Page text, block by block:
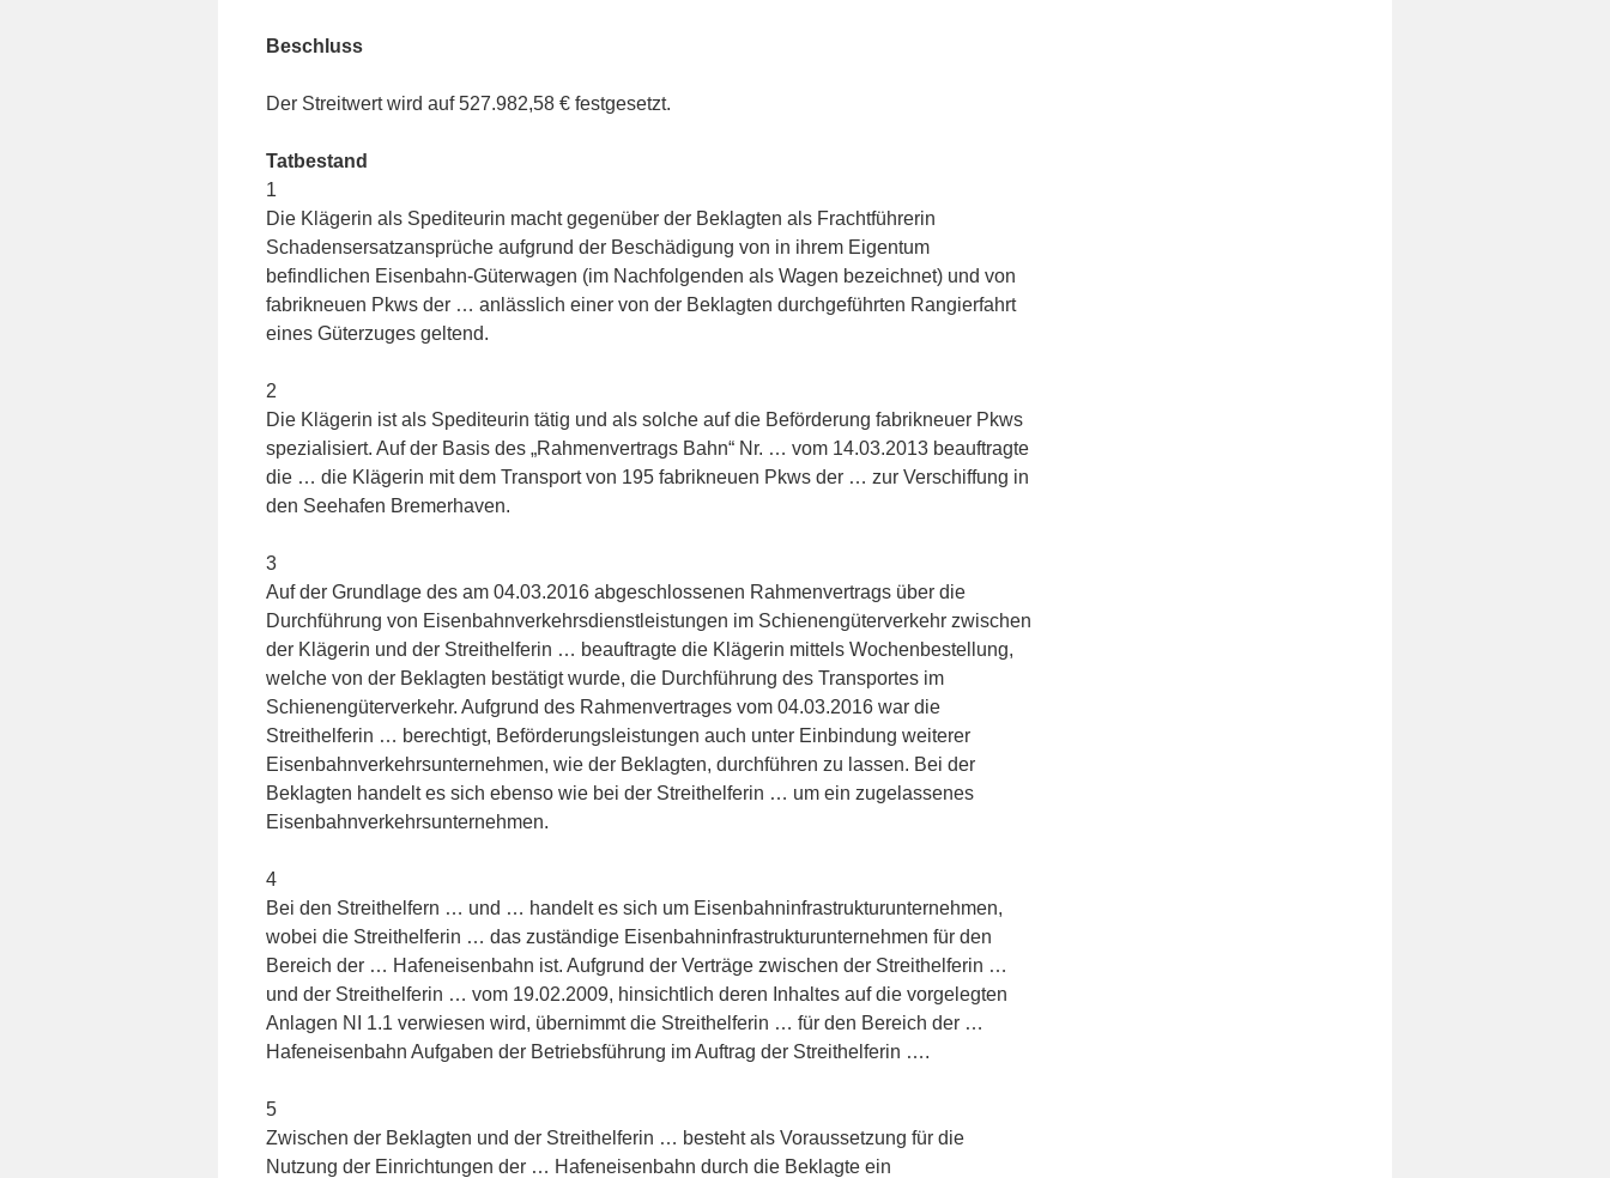
Beschluss
Der Streitwert wird auf 527.982,58 € festgesetzt.
Tatbestand
1
Die Klägerin als Spediteurin macht gegenüber der Beklagten als Frachtführerin
Schadensersatzansprüche aufgrund der Beschädigung von in ihrem Eigentum
befindlichen Eisenbahn-Güterwagen (im Nachfolgenden als Wagen bezeichnet) und von
fabrikneuen Pkws der … anlässlich einer von der Beklagten durchgeführten Rangierfahrt
eines Güterzuges geltend.
2
Die Klägerin ist als Spediteurin tätig und als solche auf die Beförderung fabrikneuer Pkws
spezialisiert. Auf der Basis des „Rahmenvertrags Bahn“ Nr. … vom 14.03.2013 beauftragte
die … die Klägerin mit dem Transport von 195 fabrikneuen Pkws der … zur Verschiffung in
den Seehafen Bremerhaven.
3
Auf der Grundlage des am 04.03.2016 abgeschlossenen Rahmenvertrags über die
Durchführung von Eisenbahnverkehrsdienstleistungen im Schienengüterverkehr zwischen
der Klägerin und der Streithelferin … beauftragte die Klägerin mittels Wochenbestellung,
welche von der Beklagten bestätigt wurde, die Durchführung des Transportes im
Schienengüterverkehr. Aufgrund des Rahmenvertrages vom 04.03.2016 war die
Streithelferin … berechtigt, Beförderungsleistungen auch unter Einbindung weiterer
Eisenbahnverkehrsunternehmen, wie der Beklagten, durchführen zu lassen. Bei der
Beklagten handelt es sich ebenso wie bei der Streithelferin … um ein zugelassenes
Eisenbahnverkehrsunternehmen.
4
Bei den Streithelfern … und … handelt es sich um Eisenbahninfrastrukturunternehmen,
wobei die Streithelferin … das zuständige Eisenbahninfrastrukturunternehmen für den
Bereich der … Hafeneisenbahn ist. Aufgrund der Verträge zwischen der Streithelferin …
und der Streithelferin … vom 19.02.2009, hinsichtlich deren Inhaltes auf die vorgelegten
Anlagen NI 1.1 verwiesen wird, übernimmt die Streithelferin … für den Bereich der …
Hafeneisenbahn Aufgaben der Betriebsführung im Auftrag der Streithelferin ….
5
Zwischen der Beklagten und der Streithelferin … besteht als Voraussetzung für die
Nutzung der Einrichtungen der … Hafeneisenbahn durch die Beklagte ein